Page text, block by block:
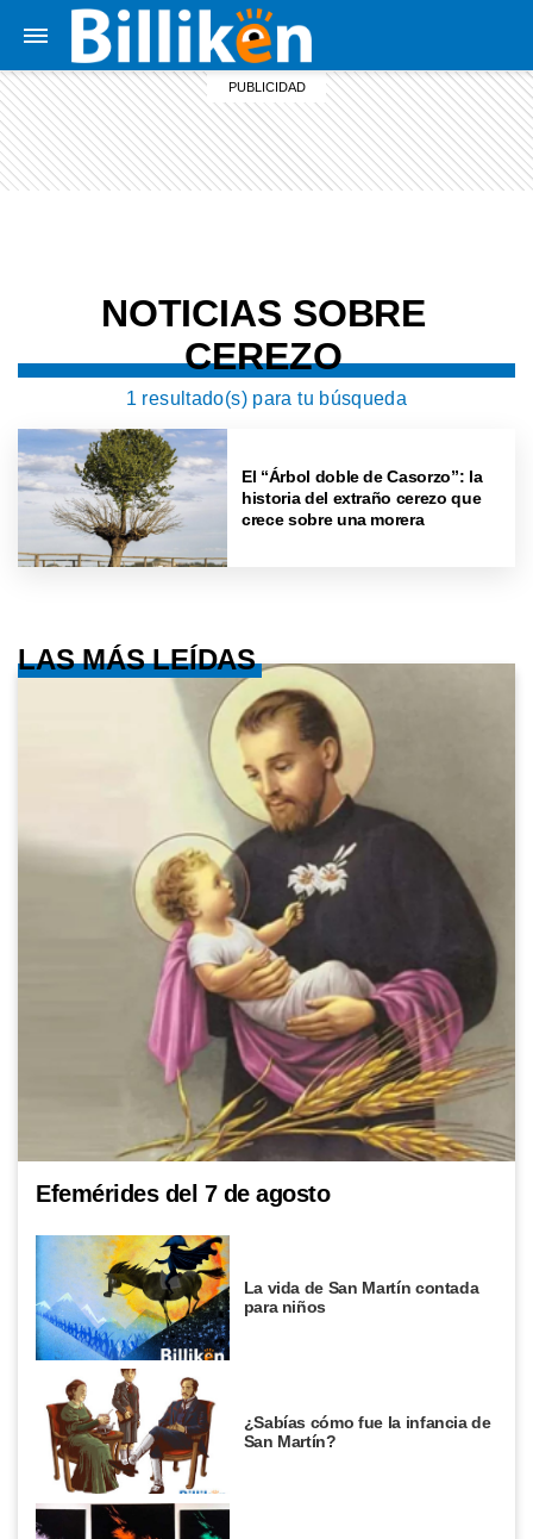
NOTICIAS SOBRE
CEREZO
1 resultado(s) para tu búsqueda
El “Árbol doble de Casorzo”: la
historia del extraño cerezo que
crece sobre una morera
LAS MÁS LEÍDAS
Efemérides del 7 de agosto
La vida de San Martín contada
para niños
¿Sabías cómo fue la infancia de
San Martín?